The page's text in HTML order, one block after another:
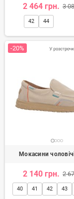
2 464 грн. 3
42 44
-20%
Мокасини
2 140 грн. 2
40 41 42 43